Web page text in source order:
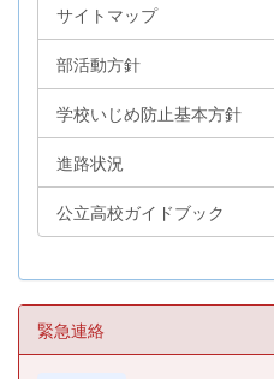
サイトマップ
部活動方針
学校いじめ防止基本方針
進路状況
公立高校ガイドブック
緊急連絡